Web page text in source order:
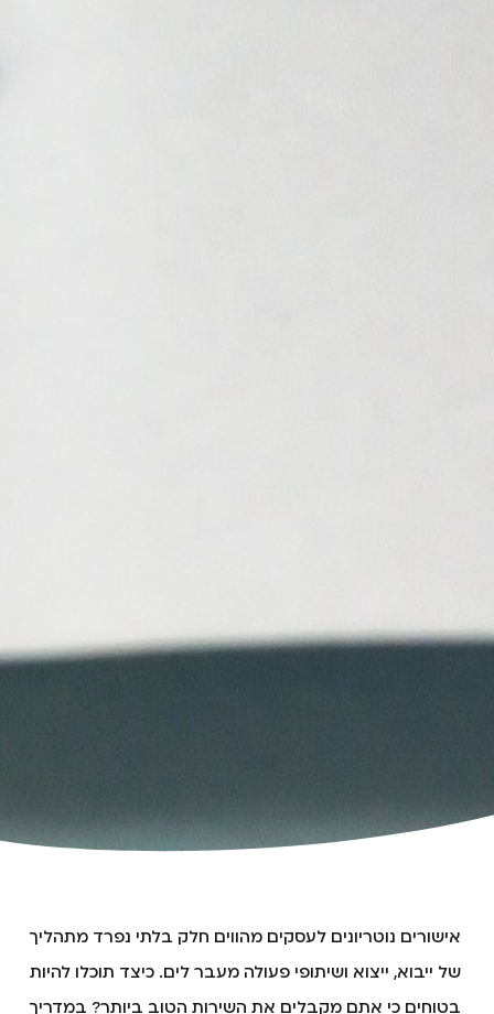
אישורים נוטריונים לעסקים מהווים חלק בלתי נפרד מתהליך
של ייבוא, ייצוא ושיתופי פעולה מעבר לים. כיצד תוכלו להיות
בטוחים כי אתם מקבלים את השירות הטוב ביותר? במדריך